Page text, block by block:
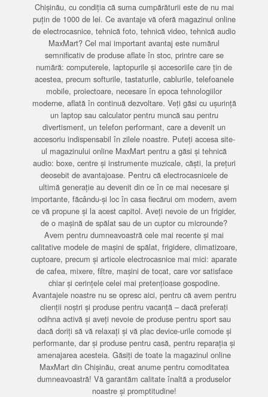
Chișinău, cu condiția că suma cumpărăturii este de nu mai
puțin de 1000 de lei. Ce avantaje vă oferă magazinul online
de electrocasnice, tehnică foto, tehnică video, tehnică audio
MaxMart? Cel mai important avantaj este numărul
semnificativ de produse aflate în stoc, printre care se
numără: computerele, laptopurile și accesoriile care țin de
acestea, precum softurile, tastaturile, cablurile, telefoanele
mobile, proiectoare, necesare în epoca tehnologiilor
moderne, aflată în continuă dezvoltare. Veți găsi cu ușurință
un laptop sau calculator pentru muncă sau pentru
divertisment, un telefon performant, care a devenit un
accesoriu indispensabil în zilele noastre. Puteți accesa site-
ul magazinului online MaxMart pentru a găsi și tehnică
audio: boxe, centre și instrumente muzicale, căști, la prețuri
deosebit de avantajoase. Pentru că electrocasnicele de
ultimă generație au devenit din ce în ce mai necesare și
importante, făcându-și loc în casa fiecărui om modern, avem
ce vă propune și la acest capitol. Aveți nevoie de un frigider,
de o mașină de spălat sau de un cuptor cu microunde?
Avem pentru dumneavoastră cele mai recente și mai
calitative modele de mașini de spălat, frigidere, climatizoare,
cuptoare, precum și articole electrocasnice mai mici: aparate
de cafea, mixere, filtre, mașini de tocat, care vor satisface
chiar și cerințele celei mai pretențioase gospodine.
Avantajele noastre nu se opresc aici, pentru că avem pentru
clienții noștri și produse pentru vacanță – dacă preferați
odihna activă și aveți nevoie de produse pentru sport sau
dacă doriți să vă relaxați și vă plac device-urile comode și
performante, dar și produse pentru casă, pentru reparația și
amenajarea acesteia. Găsiți de toate la magazinul online
MaxMart din Chișinău, creat anume pentru comoditatea
dumneavoastră! Vă garantăm calitate înaltă a produselor
noastre și promptitudine!